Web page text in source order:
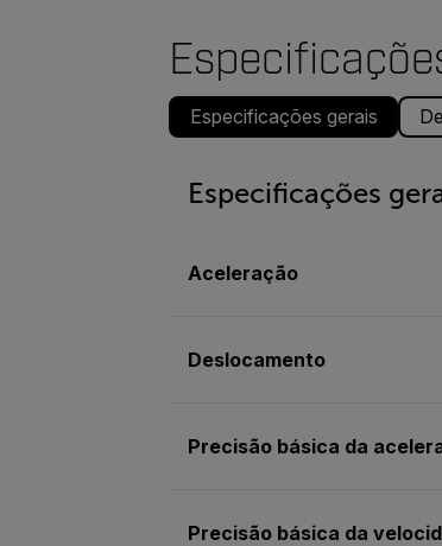
Especificações gerais
Especificações
Aceleração
Deslocamento
Precisão básica da
Precisão básica da